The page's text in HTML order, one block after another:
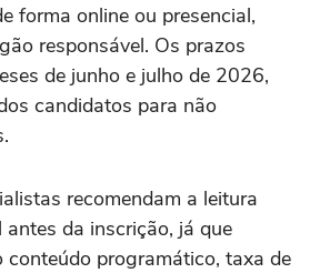
forma online ou presencial,
responsável. Os prazos
de junho e julho de 2026,
candidatos para não
recomendam a leitura
da inscrição, já que
conteúdo programático, taxa de